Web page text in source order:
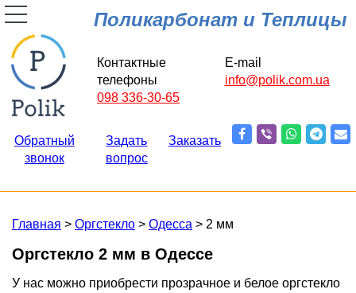
Поликарбонат и Теплицы
Контактные
телефоны
098 336-30-65
E-mail
info@polik.com.ua
Обратный
звонок
Задать
вопрос
Заказать
Главная > Оргстекло > Одесса > 2 мм
Оргстекло 2 мм в Одессе
У нас можно приобрести прозрачное и белое оргстекло